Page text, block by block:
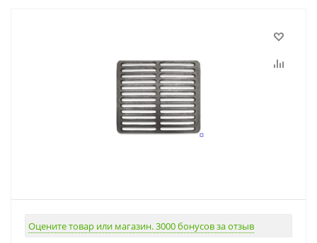
Оцените товар или магазин. 3000 бонусов за отзыв